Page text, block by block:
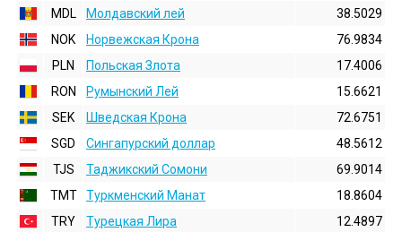
MDL
Молдавский лей
38.5029
NOK
Норвежская Крона
76.9834
PLN
Польская Злота
17.4006
RON
Румынский Лей
15.6621
SEK
Шведская Крона
72.6751
SGD
Сингапурский доллар
48.5612
TJS
Таджикский Сомони
69.9014
TMT
Туркменский Манат
18.8604
TRY
Турецкая Лира
12.4897